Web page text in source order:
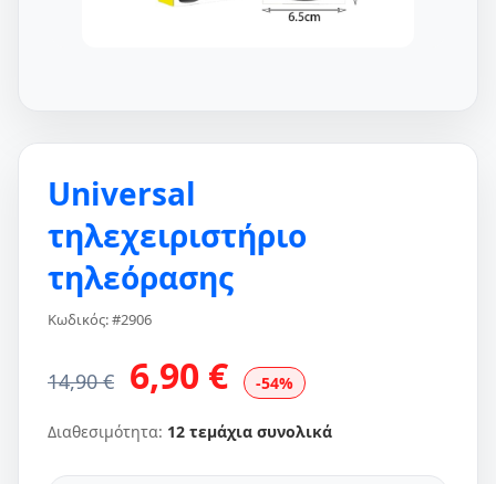
Universal
τηλεχειριστήριο
τηλεόρασης
Κωδικός: #2906
14,90 € 6,90 € -54%
Διαθεσιμότητα: 12 τεμάχια συνολικά